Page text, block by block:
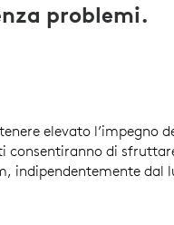
problemi.
elevato l’impegno
consentiranno di
indipendentemente dal